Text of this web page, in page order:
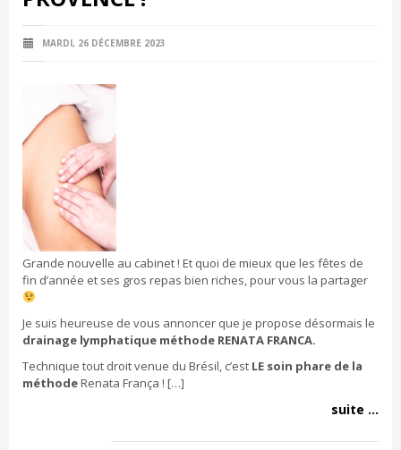
MARDI, 26 DÉCEMBRE 2023
Grande nouvelle au cabinet ! Et quoi de mieux que les fêtes de
fin d’année et ses gros repas bien riches, pour vous la partager
Je suis heureuse de vous annoncer que je propose désormais le
drainage lymphatique méthode RENATA FRANCA.
Technique tout droit venue du Brésil, c’est LE soin phare de la
méthodeRenata França ! […]
suite ...